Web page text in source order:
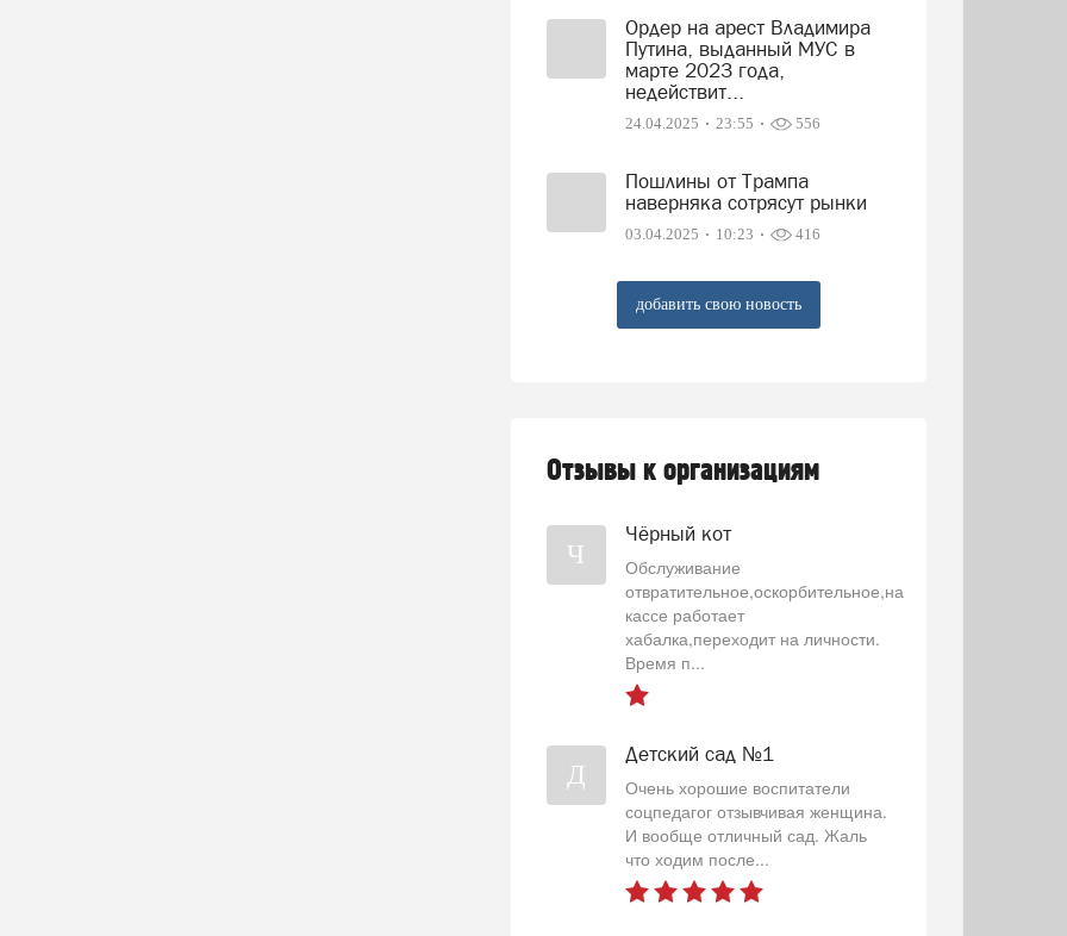
Ордер на арест Владимира
Путина, выданный МУС в
марте 2023 года,
недействит...
24.04.2025 23:55 556
Пошлины от Трампа
наверняка сотрясут рынки
03.04.2025 10:23 416
добавить свою новость
Отзывы к организациям
Ч
Чёрный кот
Обслуживание
отвратительное,оскорбительное,на
кассе работает
хабалка,переходит на личности.
Время п...
Д
Детский сад №1
Очень хорошие воспитатели
соцпедагог отзывчивая женщина.
И вообще отличный сад. Жаль
что ходим после...